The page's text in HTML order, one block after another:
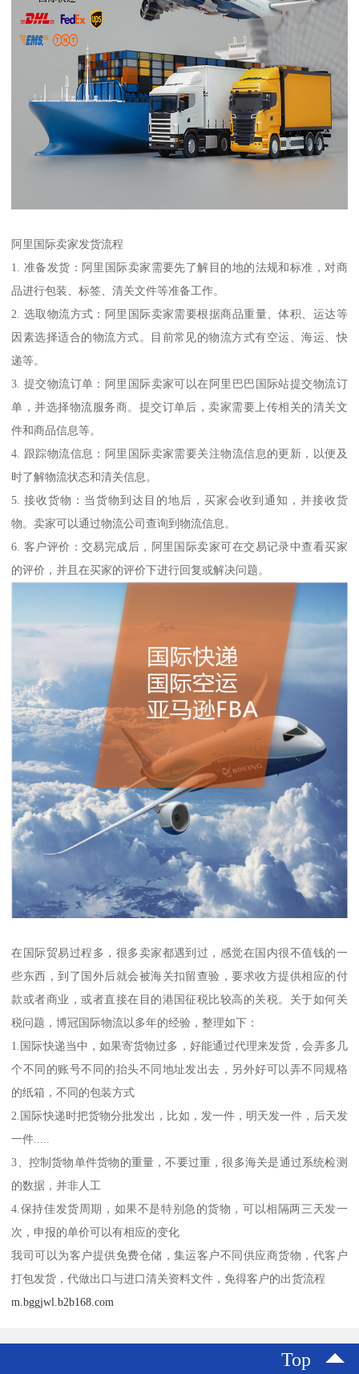
阿里国际卖家发货流程
1. 准备发货：阿里国际卖家需要先了解目的地的法规和标准，对商
品进行包装、标签、清关文件等准备工作。
2. 选取物流方式：阿里国际卖家需要根据商品重量、体积、运达等
因素选择适合的物流方式。目前常见的物流方式有空运、海运、快
递等。
3. 提交物流订单：阿里国际卖家可以在阿里巴巴国际站提交物流订
单，并选择物流服务商。提交订单后，卖家需要上传相关的清关文
件和商品信息等。
4. 跟踪物流信息：阿里国际卖家需要关注物流信息的更新，以便及
时了解物流状态和清关信息。
5. 接收货物：当货物到达目的地后，买家会收到通知，并接收货
物。卖家可以通过物流公司查询到物流信息。
6. 客户评价：交易完成后，阿里国际卖家可在交易记录中查看买家
的评价，并且在买家的评价下进行回复或解决问题。
在国际贸易过程多，很多卖家都遇到过，感觉在国内很不值钱的一
些东西，到了国外后就会被海关扣留查验，要求收方提供相应的付
款或者商业，或者直接在目的港国征税比较高的关税。关于如何关
税问题，博冠国际物流以多年的经验，整理如下：
1.国际快递当中，如果寄货物过多，好能通过代理来发货，会弄多几
个不同的账号不同的抬头不同地址发出去，另外好可以弄不同规格
的纸箱，不同的包装方式
2.国际快递时把货物分批发出，比如，发一件，明天发一件，后天发
一件.....
3、控制货物单件货物的重量，不要过重，很多海关是通过系统检测
的数据，并非人工
4.保持佳发货周期，如果不是特别急的货物，可以相隔两三天发一
次，申报的单价可以有相应的变化
我司可以为客户提供免费仓储，集运客户不同供应商货物，代客户
打包发货，代做出口与进口清关资料文件，免得客户的出货流程
m.bggjwl.b2b168.com
Top